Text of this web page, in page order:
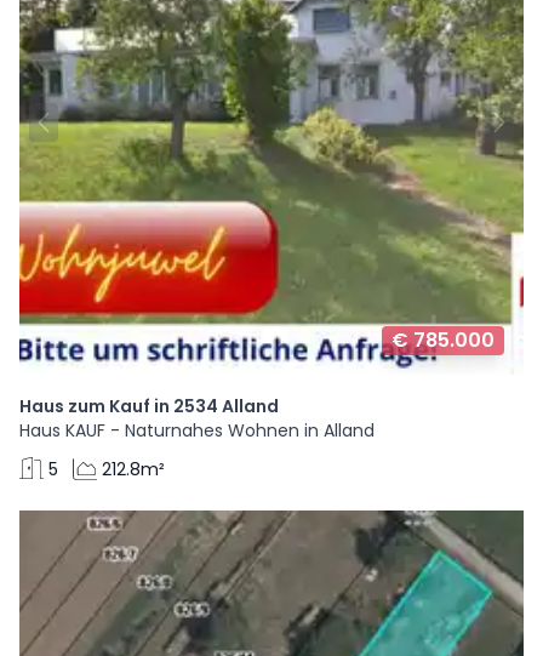
€ 785.000
Haus zum Kauf in 2534 Alland
Haus KAUF - Naturnahes Wohnen in Alland
5
212.8m²